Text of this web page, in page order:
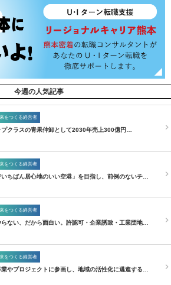
今週の人気記事
をつくる経営者
プクラスの青果仲卸として2030年売上300億円…
をつくる経営者
いちばん居心地のいい空港」を目指し、前例のないチ…
をつくる経営者
らない、だから面白い。許認可・企業誘致・工業団地…
をつくる経営者
やプロジェクトに参画し、地域の活性化に邁進する…